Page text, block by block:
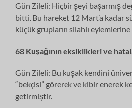
Gün Zileli: Hiçbir şeyi başarmış
bitti. Bu hareket 12 Mart’a kadar
küçük grupların silahlı
68 Kuşağının eksiklikleri ve
Gün Zileli: Bu kuşak kendini
“bekçisi” görerek ve kibirlenerek
getirmiştir.